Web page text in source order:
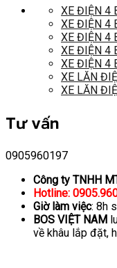
XE ĐIỆN 4
XE ĐIỆN 4
XE ĐIỆN 4
XE ĐIỆN 4
XE ĐIỆN 4
XE LĂN
XE LĂN
Tư vấn
0905960197
Công ty TNHH
Hotline:
Giờ làm việc: 8h
BOS VIỆT NAM
về khâu lắp đặt,